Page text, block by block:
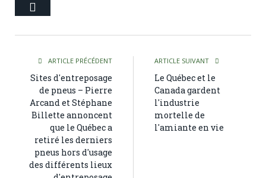
ARTICLE PRÉCÉDENT
Sites d'entreposage
de pneus – Pierre
Arcand et Stéphane
Billette annoncent
que le Québec a
retiré les derniers
pneus hors d'usage
des différents lieux
ARTICLE SUIVANT
Le Québec et le
Canada gardent
l'industrie
mortelle de
l'amiante en vie